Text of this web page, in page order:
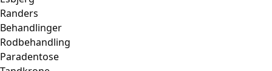
Randers
Behandlinger
Rodbehandling
Paradentose